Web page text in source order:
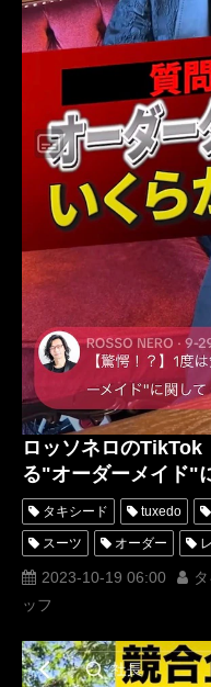
ロッソネロのTikTok
る"オーダーメイド"
タキシード tuxedo
スーツ オーダー
レンタルタキシード ロ
横山宗生
オーダータキシード東京
新郎衣装 レンタルタキ
2023-10-19 06:00
ッフ